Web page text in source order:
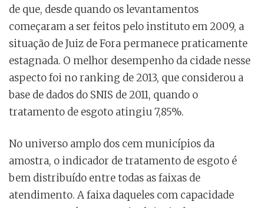
de que, desde quando os levantamentos
começaram a ser feitos pelo instituto em 2009, a
situação de Juiz de Fora permanece praticamente
estagnada. O melhor desempenho da cidade nesse
aspecto foi no ranking de 2013, que considerou a
base de dados do SNIS de 2011, quando o
tratamento de esgoto atingiu 7,85%.
No universo amplo dos cem municípios da
amostra, o indicador de tratamento de esgoto é
bem distribuído entre todas as faixas de
atendimento. A faixa daqueles com capacidade